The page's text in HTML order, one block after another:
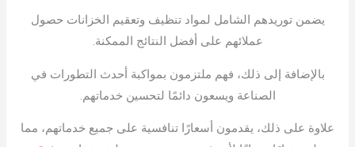
يضمن توريدهم الشامل لمواد تنظيف وتعقيم الخزانات حصول
عملائهم على أفضل النتائج الممكنة.
بالإضافة إلى ذلك، فهم ملتزمون بمواكبة أحدث التطورات في
الصناعة ويسعون دائمًا لتحسين خدماتهم.
علاوة على ذلك، يقدمون أسعارًا تنافسية على جميع خدماتهم، مما